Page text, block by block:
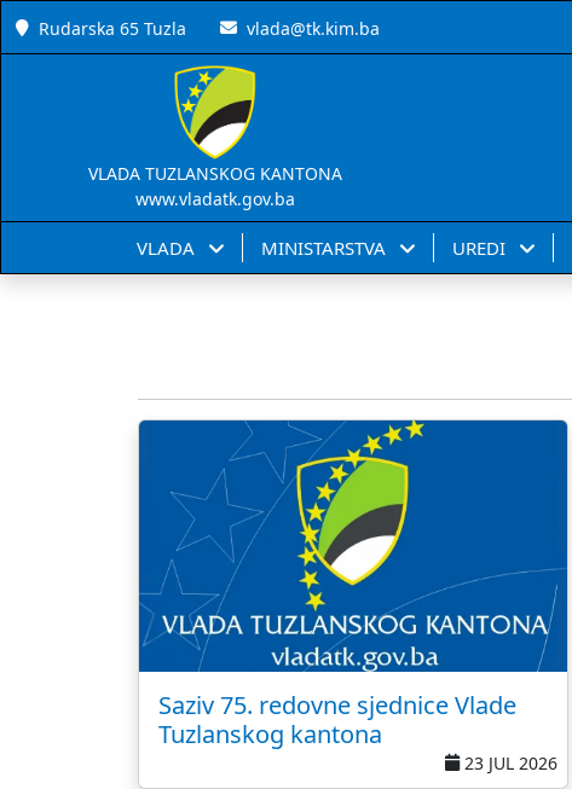
Rudarska 65 Tuzla vlada@tk.kim.ba
VLADA TUZLANSKOG KANTONA
www.vladatk.gov.ba
VLADA MINISTARSTVA UREDI
Saziv 75. redovne sjednice Vlade
Tuzlanskog kantona
23 JUL 2026